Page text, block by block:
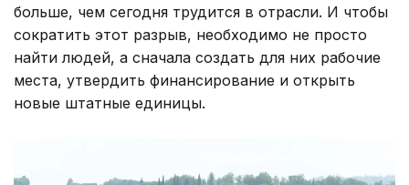
больше, чем сегодня трудится в отрасли. И чтобы
сократить этот разрыв, необходимо не просто
найти людей, а сначала создать для них рабочие
места, утвердить финансирование и открыть
новые штатные единицы.